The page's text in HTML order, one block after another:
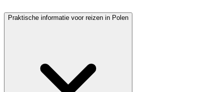
Praktische informatie voor reizen in Polen